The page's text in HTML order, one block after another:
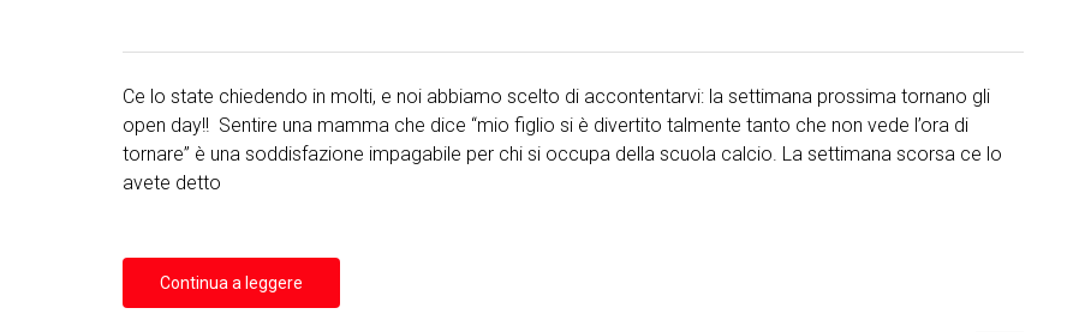
Ce lo state chiedendo in molti, e noi abbiamo scelto di accontentarvi: la settimana prossima tornano gli
open day!! Sentire una mamma che dice “mio figlio si è divertito talmente tanto che non vede l’ora di
tornare” è una soddisfazione impagabile per chi si occupa della scuola calcio. La settimana scorsa ce lo
avete detto
Continua a leggere